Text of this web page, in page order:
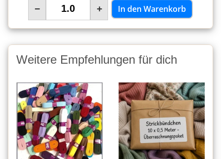
− + In den Warenkorb
Weitere Empfehlungen für dich